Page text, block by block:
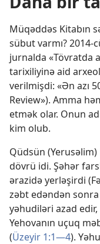
Müqəddəs Kitabın
sübut varmı? 2014-
jurnalda «Tövratda
tarixiliyinə aid
verilmişdi: «Ən azı
Review»). Amma
etmək olar. Onun
kim olub.
Qüdsün
dövrü idi. Şəhər
ərazidə yerləşirdi
zəbt edəndən
yəhudiləri azad edir,
Yehovanın uçuq
(Üzeyir 1:1—4).